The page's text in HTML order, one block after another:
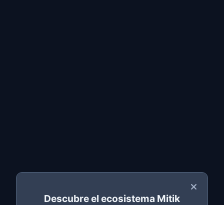
Descubre el ecosistema Mitik